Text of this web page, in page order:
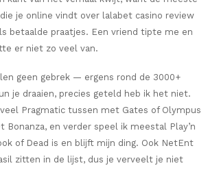
je online vindt over lalabet casino review
betaalde praatjes. Een vriend tipte me en
er niet zo veel van.
geen gebrek — ergens rond de 3000+
je draaien, precies geteld heb ik het niet.
Pragmatic tussen met Gates of Olympus
Bonanza, en verder speel ik meestal Play’n
of Dead is en blijft mijn ding. Ook NetEnt
zitten in de lijst, dus je verveelt je niet